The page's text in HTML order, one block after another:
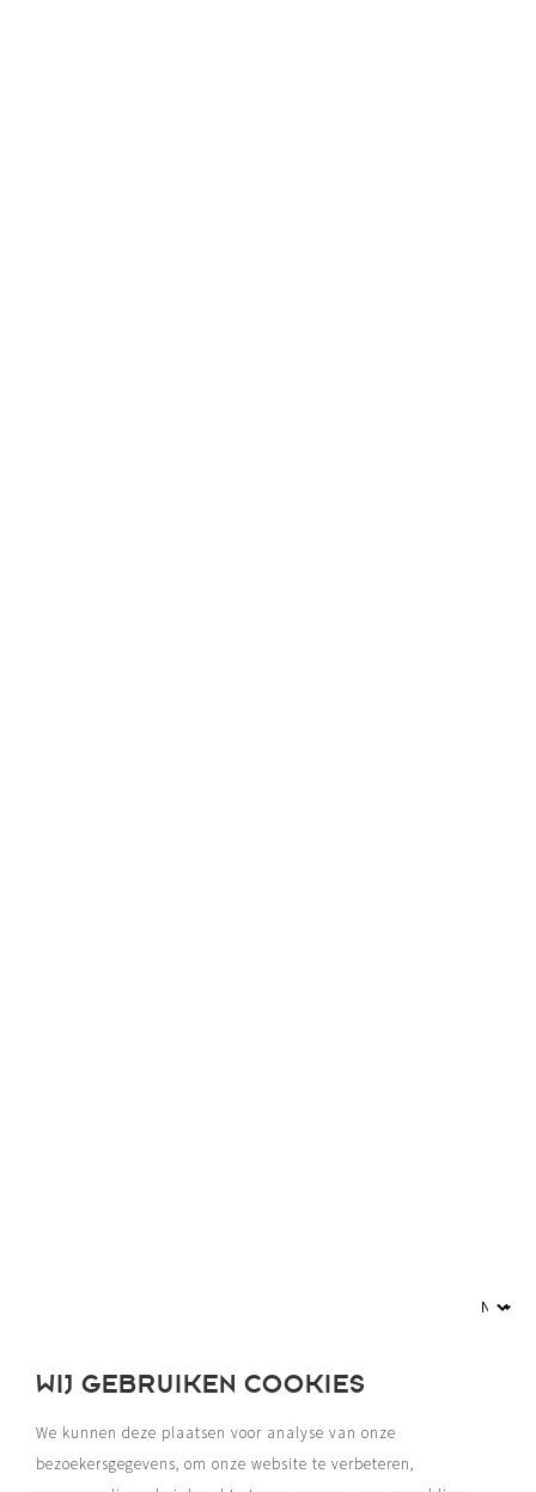
WIJ GEBRUIKEN COOKIES
We kunnen deze plaatsen voor analyse van onze
bezoekersgegevens, om onze website te verbeteren,